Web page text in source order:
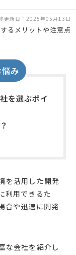
更新日：2025年05月13日
み
を選ぶポイ
を活用した開発
利用できるた
合や迅速に開発
な会社を紹介し